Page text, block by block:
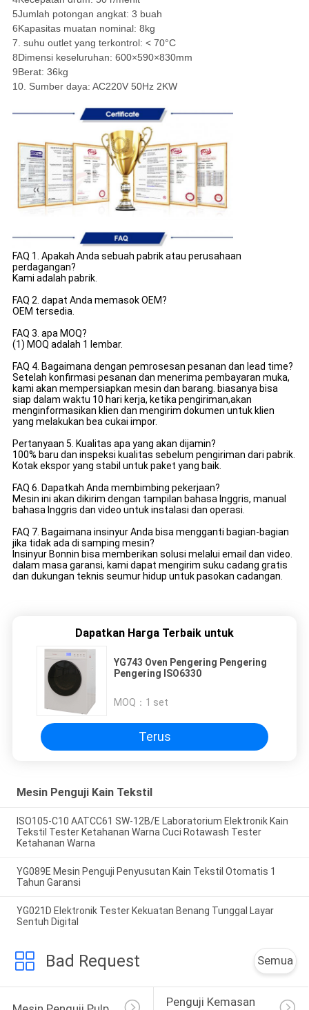
5Jumlah potongan angkat: 3 buah
6Kapasitas muatan nominal: 8kg
7. suhu outlet yang terkontrol: < 70°C
8Dimensi keseluruhan: 600×590×830mm
9Berat: 36kg
10. Sumber daya: AC220V 50Hz 2KW
FAQ 1. Apakah Anda sebuah pabrik atau perusahaan
perdagangan?
Kami adalah pabrik.
FAQ 2. dapat Anda memasok OEM?
OEM tersedia.
FAQ 3. apa MOQ?
(1) MOQ adalah 1 lembar.
FAQ 4. Bagaimana dengan pemrosesan pesanan dan lead time?
Setelah konfirmasi pesanan dan menerima pembayaran muka,
kami akan mempersiapkan mesin dan barang. biasanya bisa
siap dalam waktu 10 hari kerja, ketika pengiriman,akan
menginformasikan klien dan mengirim dokumen untuk klien
yang melakukan bea cukai impor.
Pertanyaan 5. Kualitas apa yang akan dijamin?
100% baru dan inspeksi kualitas sebelum pengiriman dari pabrik.
Kotak ekspor yang stabil untuk paket yang baik.
FAQ 6. Dapatkah Anda membimbing pekerjaan?
Mesin ini akan dikirim dengan tampilan bahasa Inggris, manual
bahasa Inggris dan video untuk instalasi dan operasi.
FAQ 7. Bagaimana insinyur Anda bisa mengganti bagian-bagian
jika tidak ada di samping mesin?
Insinyur Bonnin bisa memberikan solusi melalui email dan video.
dalam masa garansi, kami dapat mengirim suku cadang gratis
dan dukungan teknis seumur hidup untuk pasokan cadangan.
Dapatkan Harga Terbaik untuk
YG743 Oven Pengering Pengering
Pengering ISO6330
MOQ： 1 set
Terus
Mesin Penguji Kain Tekstil
ISO105-C10 AATCC61 SW-12B/E Laboratorium Elektronik Kain
Tekstil Tester Ketahanan Warna Cuci Rotawash Tester
Ketahanan Warna
YG089E Mesin Penguji Penyusutan Kain Tekstil Otomatis 1
Tahun Garansi
YG021D Elektronik Tester Kekuatan Benang Tunggal Layar
Sentuh Digital
Bad Request Semua
Penguji Kemasan